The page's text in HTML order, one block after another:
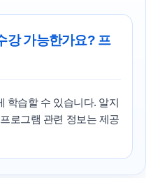
강 가능한가요? 프
학습할 수 있습니다. 알지
로그램 관련 정보는 제공